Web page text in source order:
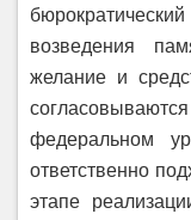
возведения
желание и
федеральном
ответственно
этапе